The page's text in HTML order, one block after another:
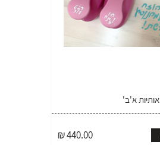
א'ב'
₪ 440.00